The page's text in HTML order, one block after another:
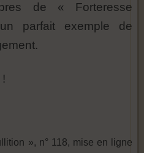
de « Forteresse
parfait exemple de
», n° 118, mise en ligne